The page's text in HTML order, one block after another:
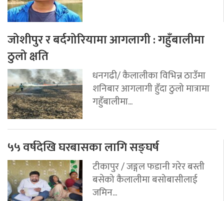
जोशीपुर र बर्दगोरियामा आगलागी : गहुँबालीमा
ठुलो क्षति
धनगढी/ कैलालीका विभिन्न ठाउँमा
शनिबार आगलागी हुँदा ठुलो मात्रामा
गहुँबालीमा...
५५ वर्षदेखि घरबासका लागि सङ्घर्ष
टीकापुर / जङ्गल फडानी गरेर बस्ती
बसेको कैलालीमा बसोबासीलाई
जमिन...